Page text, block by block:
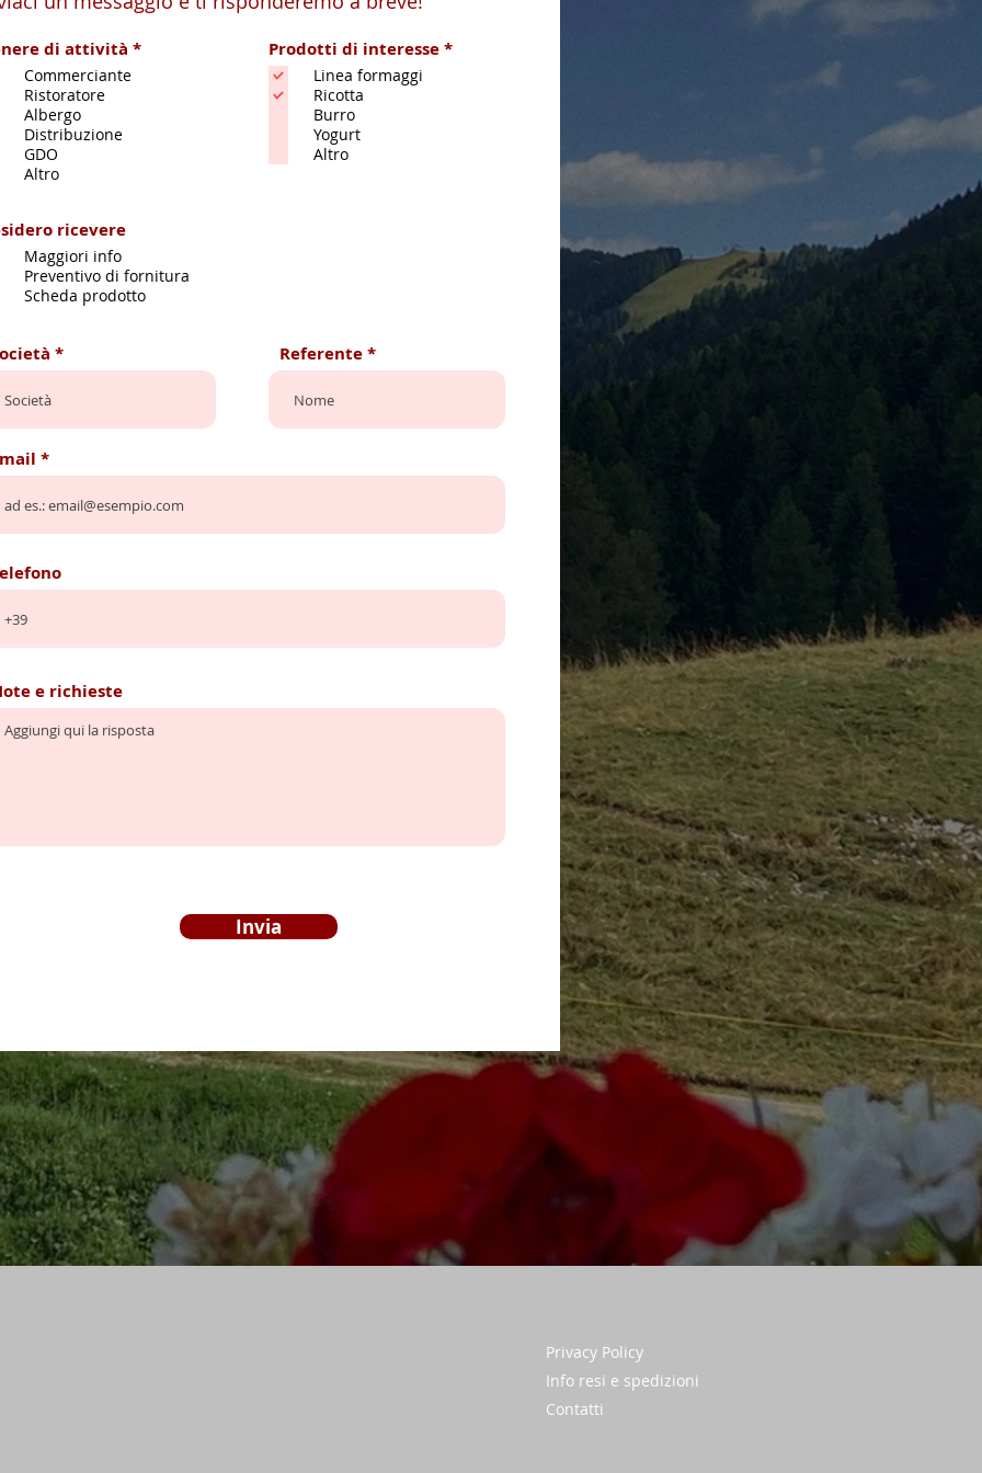
di attività *
Commerciante
Ristoratore
Albergo
Distribuzione
GDO
Altro
Prodotti di interesse*O
Linea formaggi
Ricotta
Burro
Yogurt
Altro
ricevere
Maggiori info
Preventivo di fornitura
Scheda prodotto
Referente
e richieste
Invia
Privacy Policy
Info resi e spedizioni
Contatti